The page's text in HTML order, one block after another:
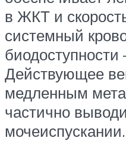
в ЖКТ и
системный
биодоступности
Действующее
медленным
частично
мочеиспускании.